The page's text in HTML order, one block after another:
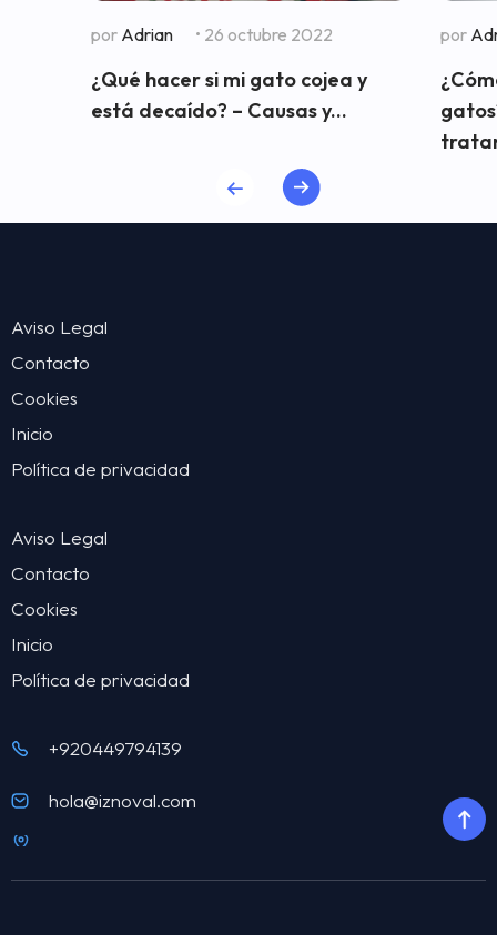
por Adrian • 26 octubre 2022
¿Qué hacer si mi gato cojea y
está decaído? – Causas y...
por
Aviso Legal
Contacto
Cookies
Inicio
Política de privacidad
Aviso Legal
Contacto
Cookies
Inicio
Política de privacidad
+920449794139
hola@iznoval.com